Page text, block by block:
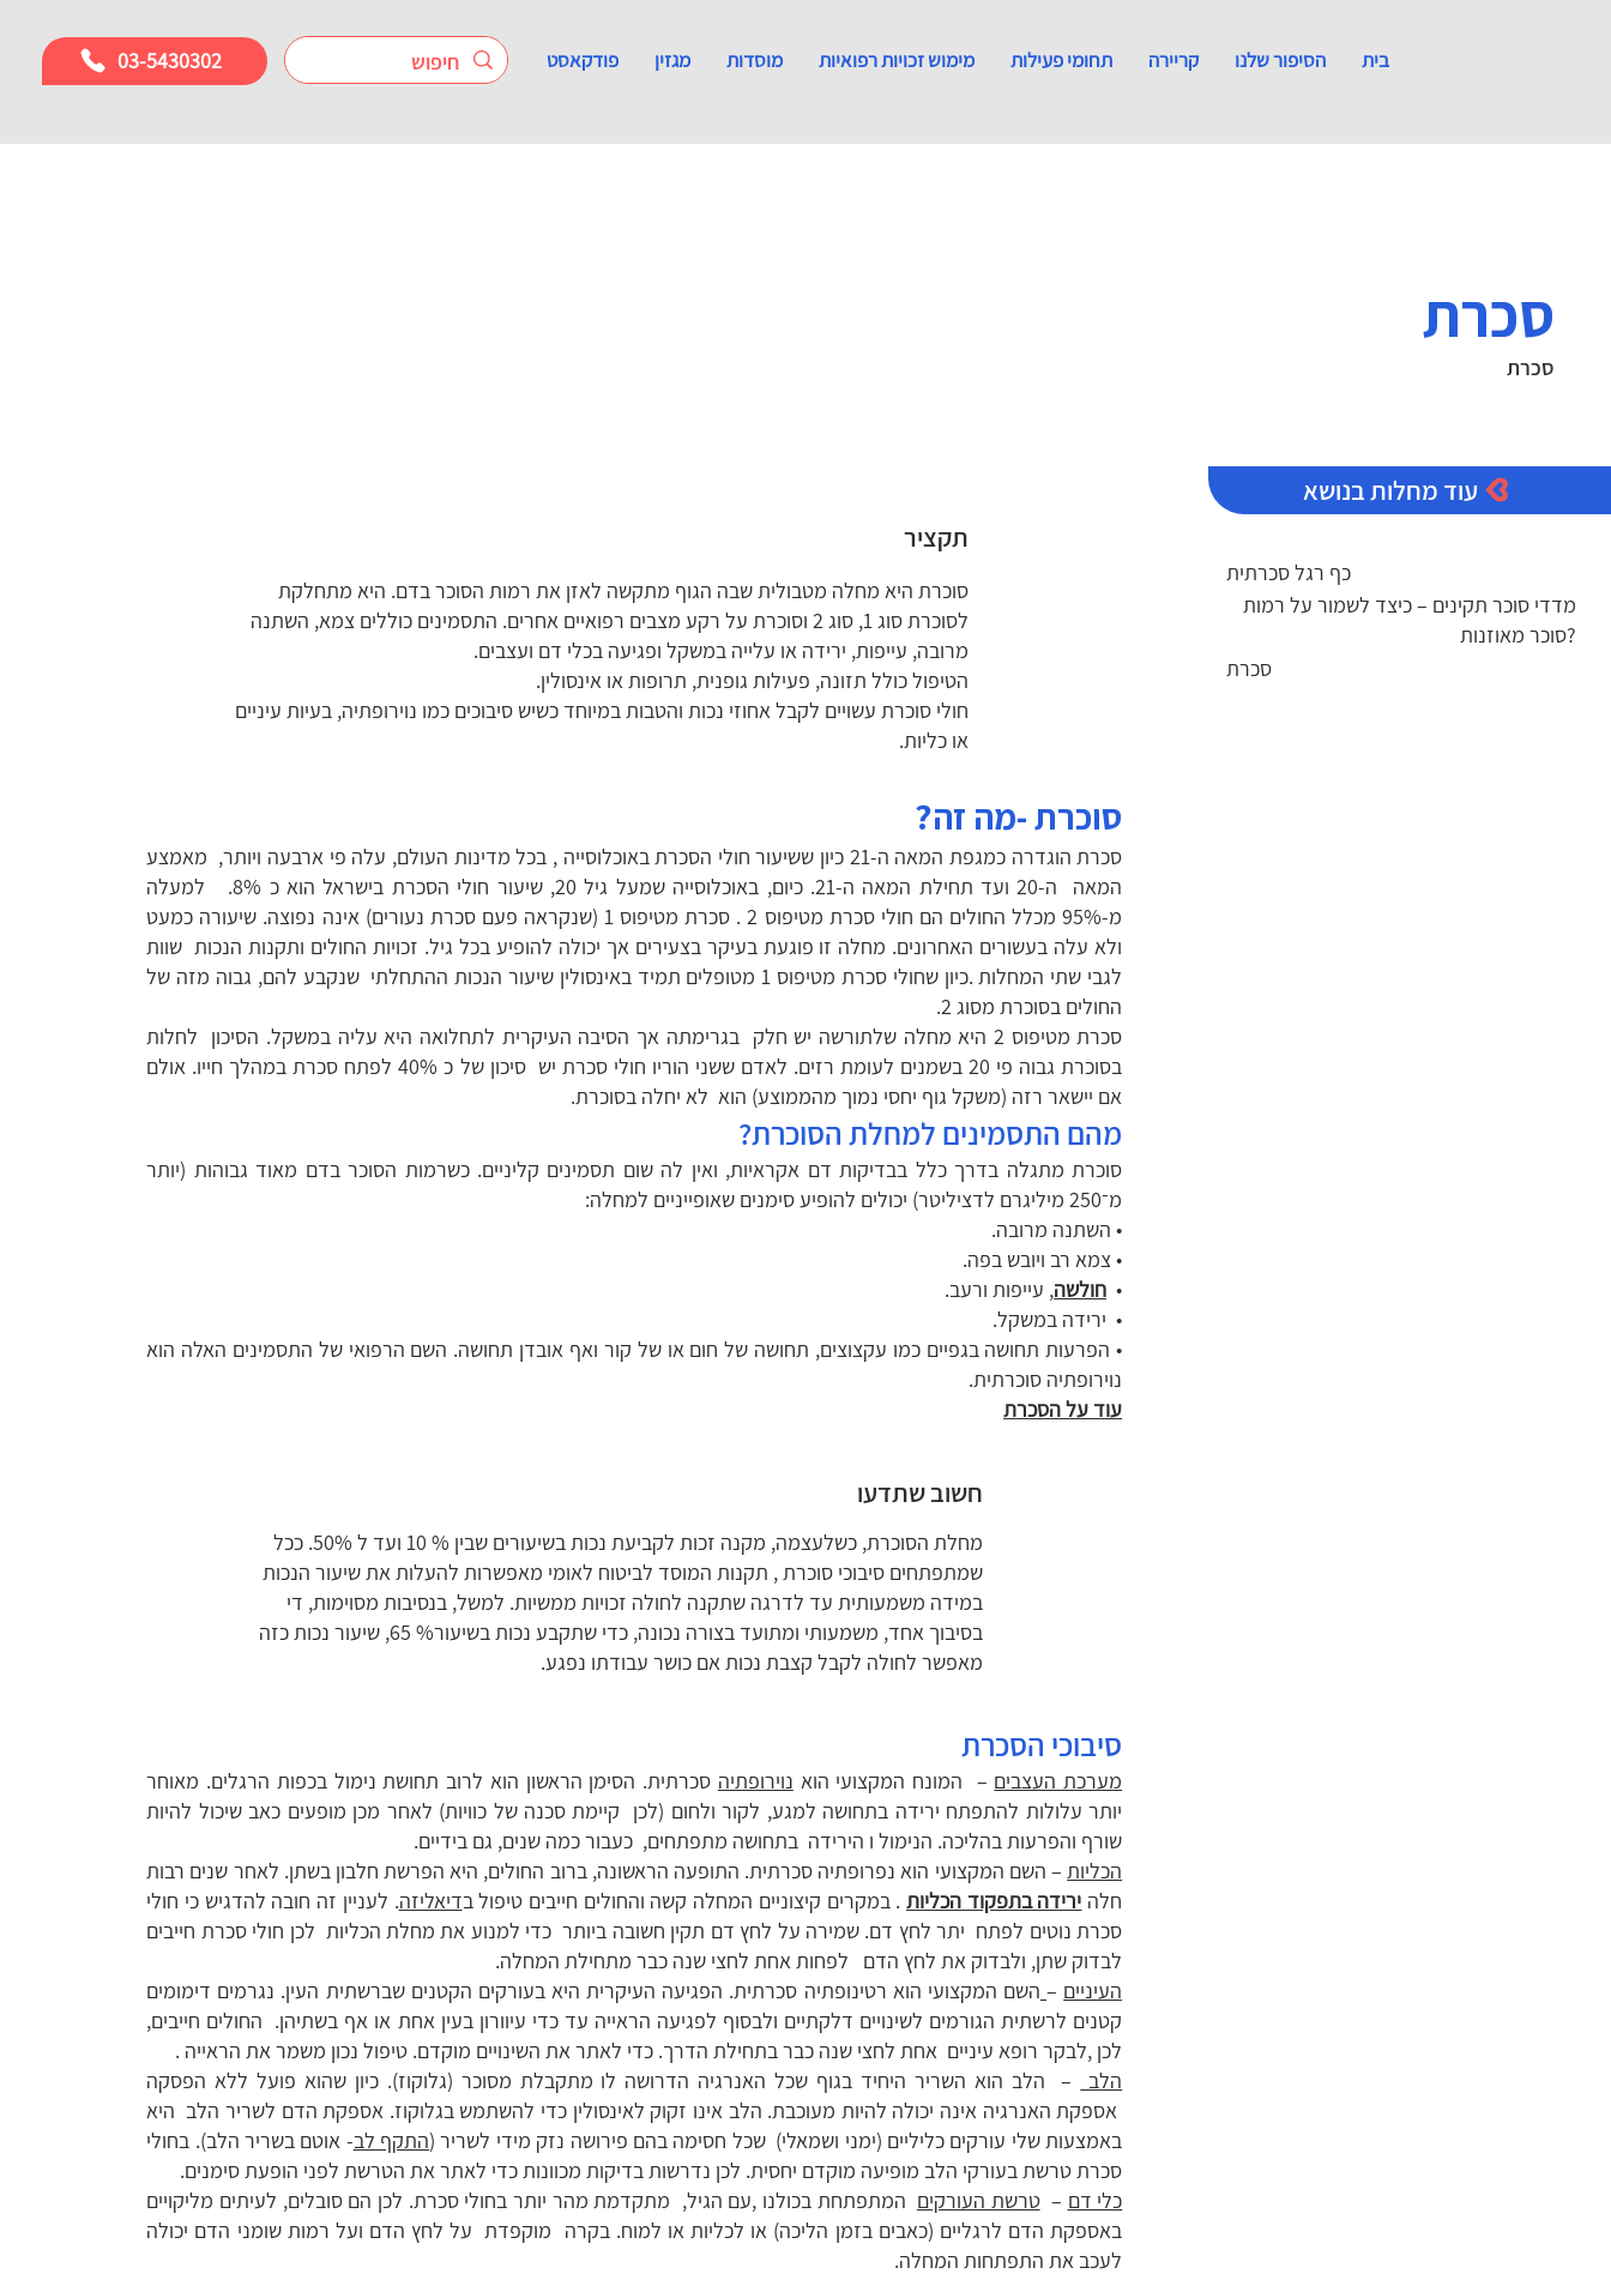
03-5430302 בית הסיפור שלנו קריירה תחומי פעילות מימוש זכויות רפואיות מוסדות מגזין פודקאסט
תקציר
סוכרת היא מחלה מטבולית שבה הגוף מתקשה לאזן את רמות הסוכר בדם. היא מתחלקת
לסוכרת סוג 1, סוג 2 וסוכרת על רקע מצבים רפואיים אחרים. התסמינים כוללים צמא, השתנה
מרובה, עייפות, ירידה או עלייה במשקל ופגיעה בכלי דם ועצבים.
הטיפול כולל תזונה, פעילות גופנית, תרופות או אינסולין.
חולי סוכרת עשויים לקבל אחוזי נכות והטבות במיוחד כשיש סיבוכים כמו נוירופתיה, בעיות עיניים
או כליות.
סוכרת -מה זה?
סכרת הוגדרה כמגפת המאה ה-21 כיון ששיעור חולי הסכרת באוכלוסייה , בכל מדינות העולם, עלה פי ארבעה ויותר, מאמצע
המאה ה-20 ועד תחילת המאה ה-21. כיום, באוכלוסייה שמעל גיל 20, שיעור חולי הסכרת בישראל הוא כ 8%. למעלה
מ-95% מכלל החולים הם חולי סכרת מטיפוס 2 . סכרת מטיפוס 1 (שנקראה פעם סכרת נעורים) אינה נפוצה. שיעורה כמעט
ולא עלה בעשורים האחרונים. מחלה זו פוגעת בעיקר בצעירים אך יכולה להופיע בכל גיל. זכויות החולים ותקנות הנכות שוות
לגבי שתי המחלות .כיון שחולי סכרת מטיפוס 1 מטופלים תמיד באינסולין שיעור הנכות ההתחלתי שנקבע להם, גבוה מזה של
החולים בסוכרת מסוג 2.
סכרת מטיפוס 2 היא מחלה שלתורשה יש חלק בגרימתה אך הסיבה העיקרית לתחלואה היא עליה במשקל. הסיכון לחלות
בסוכרת גבוה פי 20 בשמנים לעומת רזים. לאדם ששני הוריו חולי סכרת יש סיכון של כ 40% לפתח סכרת במהלך חייו. אולם
אם יישאר רזה (משקל גוף יחסי נמוך מהממוצע) הוא לא יחלה בסוכרת.
מהם התסמינים למחלת הסוכרת?
סוכרת מתגלה בדרך כלל בבדיקות דם אקראיות, ואין לה שום תסמינים קליניים. כשרמות הסוכר בדם מאוד גבוהות (יותר
מ־250 מיליגרם לדציליטר) יכולים להופיע סימנים שאופייניים למחלה:
• השתנה מרובה.
• צמא רב ויובש בפה.
• חולשה, עייפות ורעב.
• ירידה במשקל.
• הפרעות תחושה בגפיים כמו עקצוצים, תחושה של חום או של קור ואף אובדן תחושה. השם הרפואי של התסמינים האלה הוא
נוירופתיה סוכרתית.
עוד על הסכרת
חשוב שתדעו
מחלת הסוכרת, כשלעצמה, מקנה זכות לקביעת נכות בשיעורים שבין % 10 ועד ל 50%. ככל
שמתפתחים סיבוכי סוכרת , תקנות המוסד לביטוח לאומי מאפשרות להעלות את שיעור הנכות
במידה משמעותית עד לדרגה שתקנה לחולה זכויות ממשיות. למשל, בנסיבות מסוימות, די
בסיבוך אחד, משמעותי ומתועד בצורה נכונה, כדי שתקבע נכות בשיעור% 65, שיעור נכות כזה
מאפשר לחולה לקבל קצבת נכות אם כושר עבודתו נפגע.
סיבוכי הסכרת
מערכת העצבים – המונח המקצועי הוא נוירופתיה סכרתית. הסימן הראשון הוא לרוב תחושת נימול בכפות הרגלים. מאוחר
יותר עלולות להתפתח ירידה בתחושה למגע, לקור ולחום (לכן קיימת סכנה של כוויות) לאחר מכן מופעים כאב שיכול להיות
שורף והפרעות בהליכה. הנימול ו הירידה בתחושה מתפתחים, כעבור כמה שנים, גם בידיים.
הכליות– השם המקצועי הוא נפרופתיה סכרתית. התופעה הראשונה, ברוב החולים, היא הפרשת חלבון בשתן. לאחר שנים רבות
חלה ירידה בתפקוד הכליות. במקרים קיצוניים המחלה קשה והחולים חייבים טיפול בדיאליזה. לעניין זה חובה להדגיש כי חולי
סכרת נוטים לפתח יתר לחץ דם. שמירה על לחץ דם תקין חשובה ביותר כדי למנוע את מחלת הכליות לכן חולי סכרת חייבים
לבדוק שתן, ולבדוק את לחץ הדם לפחות אחת לחצי שנה כבר מתחילת המחלה.
העיניים – השם המקצועי הוא רטינופתיה סכרתית. הפגיעה העיקרית היא בעורקים הקטנים שברשתית העין. נגרמים דימומים
קטנים לרשתית הגורמים לשינויים דלקתיים ולבסוף לפגיעה הראייה עד כדי עיוורון בעין אחת או אף בשתיהן. החולים חייבים,
לכן ,לבקר רופא עיניים אחת לחצי שנה כבר בתחילת הדרך. כדי לאתר את השינויים מוקדם. טיפול נכון משמר את הראייה .
הלב
– הלב הוא השריר היחיד בגוף שכל האנרגיה הדרושה לו מתקבלת מסוכר (גלוקוז). כיון שהוא פועל ללא הפסקה
אספקת האנרגיה אינה יכולה להיות מעוכבת. הלב אינו זקוק לאינסולין כדי להשתמש בגלוקוז. אספקת הדם לשריר הלב היא
באמצעות שלי עורקים כליליים (ימני ושמאלי) שכל חסימה בהם פירושה נזק מידי לשריר (התקף לב- אוטם בשריר הלב). בחולי
סכרת טרשת בעורקי הלב מופיעה מוקדם יחסית. לכן נדרשות בדיקות מכוונות כדי לאתר את הטרשת לפני הופעת סימנים.
כלי דם –טרשת העורקים המתפתחת בכולנו ,עם הגיל, מתקדמת מהר יותר בחולי סכרת. לכן הם סובלים, לעיתים מליקויים
באספקת הדם לרגליים (כאבים בזמן הליכה) או לכליות או למוח. בקרה מוקפדת על לחץ הדם ועל רמות שומני הדם יכולה
לעכב את התפתחות המחלה.
עוד מחלות בנושא
כף רגל סכרתית
מדדי סוכר תקינים – כיצד לשמור על רמות
סוכר מאוזנות?
סכרת
סכרת
סכרת